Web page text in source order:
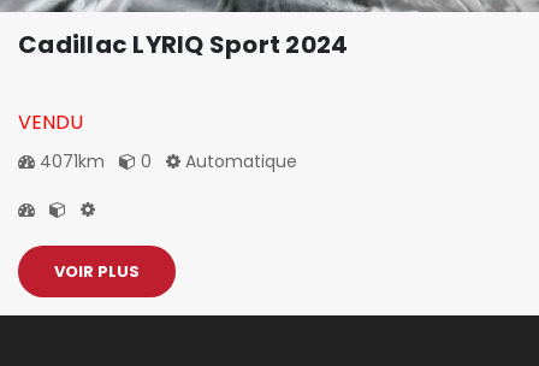
Cadillac LYRIQ Sport 2024
VENDU
4071km 0 Automatique
VOIR PLUS